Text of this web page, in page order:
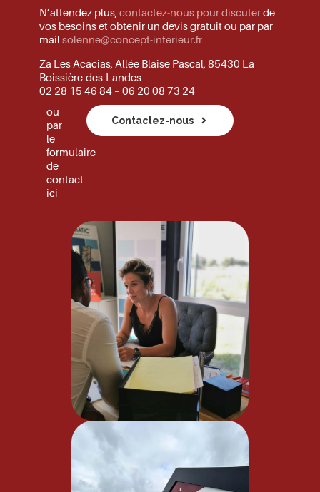
N’attendez plus, contactez-nous pour discuterde
vos besoins et obtenir un devis gratuit ou par par
mail solenne@concept-interieur.fr
Za Les Acacias, Allée Blaise Pascal, 85430 La
Boissière-des-Landes
02 28 15 46 84 – 06 20 08 73 24
ou
par
le
formulaire
de
contact
ici
Contactez-nous